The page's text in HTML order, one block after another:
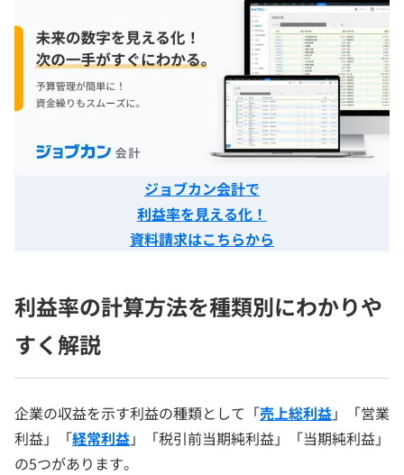
ジョブカン会計で
利益率を見える化！
資料請求はこちらから
利益率の計算方法を種類別にわかりや
すく解説
企業の収益を示す利益の種類として「売上総利益」「営業
利益」「経常利益」「税引前当期純利益」「当期純利益」
の5つがあります。